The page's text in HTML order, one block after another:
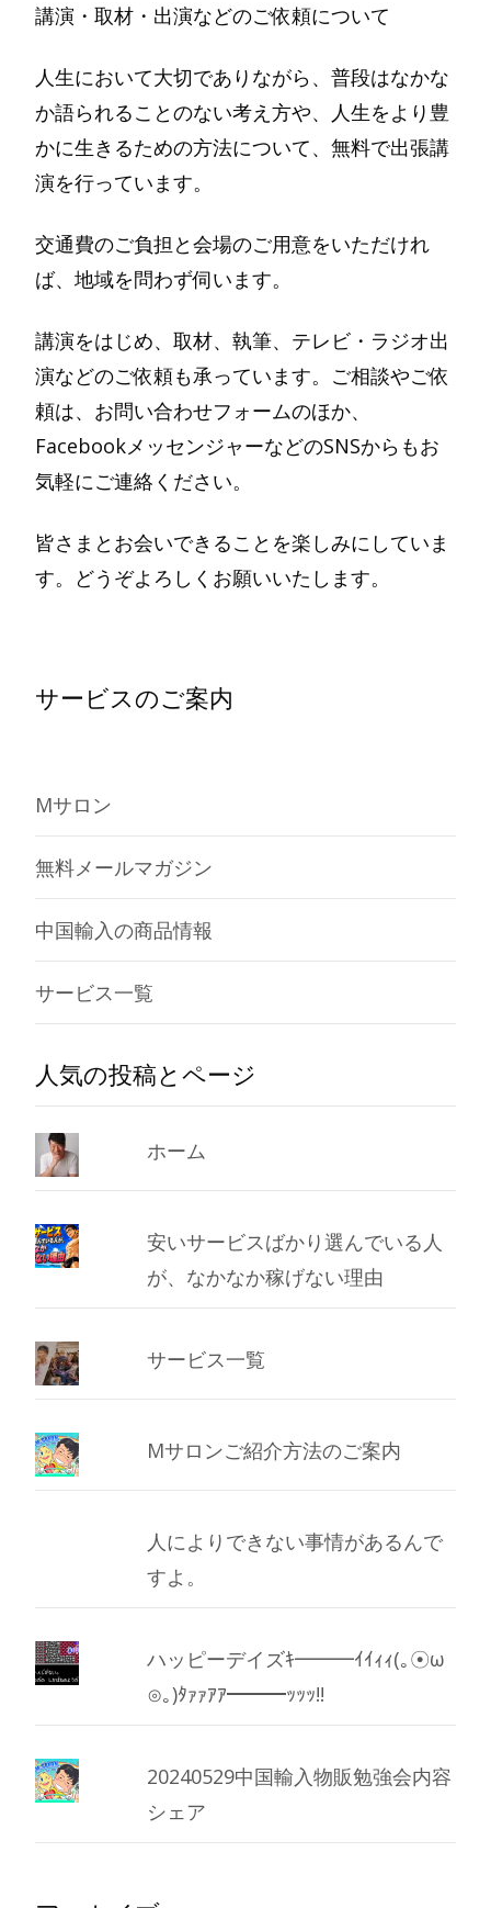
講演・取材・出演などのご依頼について
人生において大切でありながら、普段はなかな
か語られることのない考え方や、人生をより豊
かに生きるための方法について、無料で出張講
演を行っています。
交通費のご負担と会場のご用意をいただけれ
ば、地域を問わず伺います。
講演をはじめ、取材、執筆、テレビ・ラジオ出
演などのご依頼も承っています。ご相談やご依
頼は、お問い合わせフォームのほか、
FacebookメッセンジャーなどのSNSからもお
気軽にご連絡ください。
皆さまとお会いできることを楽しみにしていま
す。どうぞよろしくお願いいたします。
サービスのご案内
Mサロン
無料メールマガジン
中国輸入の商品情報
サービス一覧
人気の投稿とページ
ホーム
安いサービスばかり選んでいる人
が、なかなか稼げない理由
サービス一覧
Mサロンご紹介方法のご案内
人によりできない事情があるんで
すよ。
ハッピーデイズｷ━━━ｲｲｨｨ(｡☉ω
⊙｡)ﾀｧｧｱｱ━━━ｯｯｯ!!
20240529中国輸入物販勉強会内容
シェア